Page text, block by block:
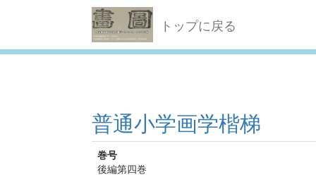
トップに戻る
普通小学画学楷梯
巻号
後編第四巻